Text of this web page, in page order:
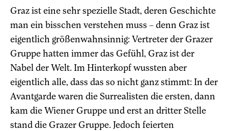
Graz ist eine sehr spezielle Stadt, deren Geschichte
man ein bisschen verstehen muss – denn Graz ist
eigentlich größenwahnsinnig: Vertreter der Grazer
Gruppe hatten immer das Gefühl, Graz ist der
Nabel der Welt. Im Hinterkopf wussten aber
eigentlich alle, dass das so nicht ganz stimmt: In der
Avantgarde waren die Surrealisten die ersten, dann
kam die Wiener Gruppe und erst an dritter Stelle
stand die Grazer Gruppe. Jedoch feierten